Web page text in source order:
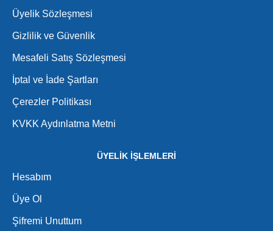
Üyelik Sözleşmesi
Gizlilik ve Güvenlik
Mesafeli Satış Sözleşmesi
İptal ve İade Şartları
Çerezler Politikası
KVKK Aydınlatma Metni
ÜYELİK İŞLEMLERİ
Hesabım
Üye Ol
Şifremi Unuttum